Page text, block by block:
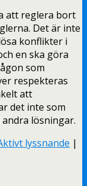
att reglera bort
Det är inte
konflikter i
en ska göra
som
respekteras
att
det inte som
lösningar.
lyssnande |